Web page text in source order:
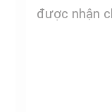
được nhận